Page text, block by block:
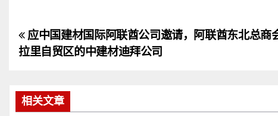
文
章
导
应中国建材国际阿联酋公司邀请，阿联酋东北总
拉里自贸区的中建材迪拜公司
相关文章